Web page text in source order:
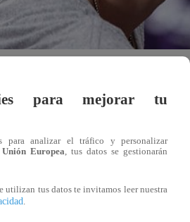
cuentas en Instagram, donde ella
el pasado julio, durante unas
para mejorar tu
para analizar el tráfico y personalizar
Unión Europea, tus datos se gestionarán
utilizan tus datos te invitamos leer nuestra
.